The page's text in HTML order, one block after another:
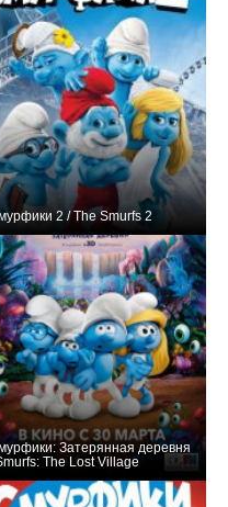
2 / The Smurfs 2
Затерянная деревня
The Lost Village